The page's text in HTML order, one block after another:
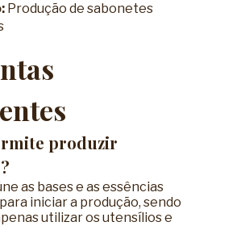
Produção de sabonetes
produzir
as bases e as essências
iniciar a produção, sendo
utilizar os utensílios e